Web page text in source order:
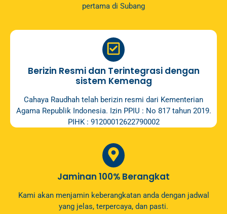
pertama di Subang
Berizin Resmi dan Terintegrasi dengan
sistem Kemenag
Cahaya Raudhah telah berizin resmi dari Kementerian
Agama Republik Indonesia. Izin PPIU : No 817 tahun 2019.
PIHK : 91200012622790002
Jaminan 100% Berangkat
Kami akan menjamin keberangkatan anda dengan jadwal
yang jelas, terpercaya, dan pasti.